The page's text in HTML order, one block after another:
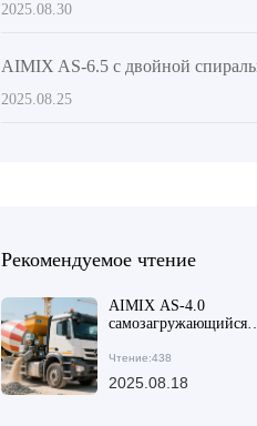
2025.08.30
2025.08.25
Рекомендуемое чтение
AIMIX AS-4.0
самозагружающийся
эффективная разгрузка
на стройплощадках
Чтение:438
2025.08.18